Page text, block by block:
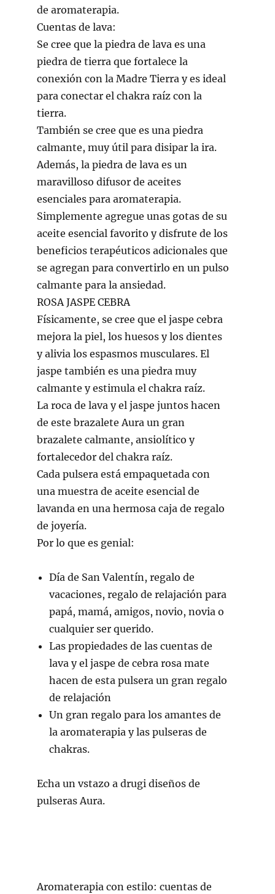
de aromaterapia.
Cuentas de lava:
Se cree que la piedra de lava es una
piedra de tierra que fortalece la
conexión con la Madre Tierra y es ideal
para conectar el chakra raíz con la
tierra.
También se cree que es una piedra
calmante, muy útil para disipar la ira.
Además, la piedra de lava es un
maravilloso difusor de aceites
esenciales para aromaterapia.
Simplemente agregue unas gotas de su
aceite esencial favorito y disfrute de los
beneficios terapéuticos adicionales que
se agregan para convertirlo en un pulso
calmante para la ansiedad.
ROSA JASPE CEBRA
Físicamente, se cree que el jaspe cebra
mejora la piel, los huesos y los dientes
y alivia los espasmos musculares. El
jaspe también es una piedra muy
calmante y estimula el chakra raíz.
La roca de lava y el jaspe juntos hacen
de este brazalete Aura un gran
brazalete calmante, ansiolítico y
fortalecedor del chakra raíz.
Cada pulsera está empaquetada con
una muestra de aceite esencial de
lavanda en una hermosa caja de regalo
de joyería.
Por lo que es genial:
Día de San Valentín, regalo de
vacaciones, regalo de relajación para
papá, mamá, amigos, novio, novia o
cualquier ser querido.
Las propiedades de las cuentas de
lava y el jaspe de cebra rosa mate
hacen de esta pulsera un gran regalo
de relajación
Un gran regalo para los amantes de
la aromaterapia y las pulseras de
chakras.
Echa un vstazo a drugi diseños de
pulseras Aura.
Aromaterapia con estilo: cuentas de